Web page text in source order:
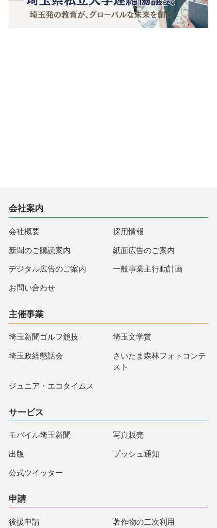
会社案内
会社概要 採用情報
新聞のご購読案内 紙面広告のご案内
デジタル広告のご案内 一般事業主行動計画
お問い合わせ
主催事業
埼玉新聞ゴルフ競技 埼玉文学賞
埼玉政経懇話会
さいたま森林フォトコンテ
スト
ジュニア・エコタイムス
サービス
モバイル埼玉新聞 写真販売
出版 プッシュ通知
公式ツイッター
申請
後援申請 著作物の二次利用